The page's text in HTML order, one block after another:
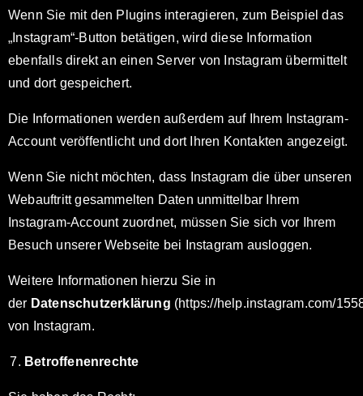
Wenn Sie mit den Plugins interagieren, zum Beispiel das
„Instagram“-Button betätigen, wird diese Information
ebenfalls direkt an einen Server von Instagram übermittelt
und dort gespeichert.
Die Informationen werden außerdem auf Ihrem Instagram-
Account veröffentlicht und dort Ihren Kontakten angezeigt.
Wenn Sie nicht möchten, dass Instagram die über unseren
Webauftritt gesammelten Daten unmittelbar Ihrem
Instagram-Account zuordnet, müssen Sie sich vor Ihrem
Besuch unserer Webseite bei Instagram ausloggen.
Weitere Informationen hierzu Sie in
der Datenschutzerklärung (https://help.instagram.com/
von Instagram.
Betroffenenrechte